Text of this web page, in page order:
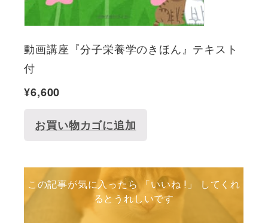
動画講座『分子栄養学のきほん』テキスト
付
¥6,600
お買い物カゴに追加
この記事が気に入ったら 「いいね !」 してくれ
るとうれしいです